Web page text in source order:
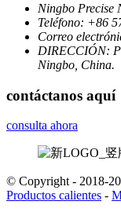
Ningbo Precise
Teléfono: +86
Correo
DIRECCIÓN:
Ningbo, China.
contáctanos aquí
consulta ahora
© Copyright - 2018-
Productos calientes -